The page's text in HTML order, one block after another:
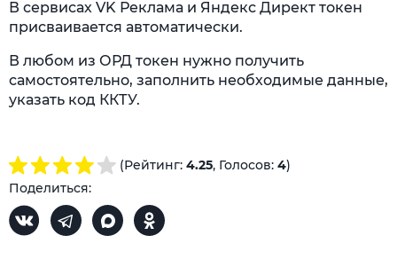
В сервисах VK Реклама и Яндекс Директ токен
присваивается автоматически.
В любом из ОРД токен нужно получить
самостоятельно, заполнить необходимые данные,
указать код ККТУ.
(Рейтинг: 4.25, Голосов: 4)
Поделиться: